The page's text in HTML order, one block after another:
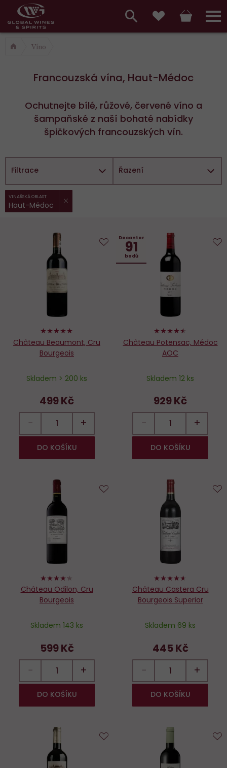
Hlavní
menu,
košík,
vyhledávání,
Víno
Francouzská vína, Haut-Médoc
Ochutnejte bílé, růžové, červené víno a
šampaňské z naší bohaté nabídky
špičkových francouzských vín.
Filtrace
Vybrané
filtry:
VINAŘSKÁ OBLAST
Haut-Médoc
Řazení
98%
Château Beaumont, Cru
Bourgeois
Skladem > 200 ks
499 Kč
− +
DO KOŠÍKU
Decanter
91
bodů
90%
Château Potensac, Médoc
AOC
Skladem 12 ks
929 Kč
− +
DO KOŠÍKU
86%
Château Odilon, Cru
Bourgeois
Skladem 143 ks
599 Kč
− +
DO KOŠÍKU
92%
Château Castera Cru
Bourgeois Superior
Skladem 69 ks
445 Kč
− +
DO KOŠÍKU